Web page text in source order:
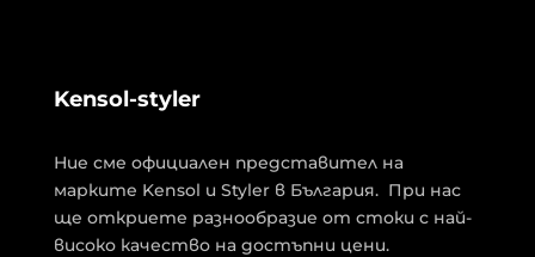
Kensol-styler
Ние сме официален представител на
марките Kensol и Styler в България. При нас
ще откриете разнообразие от стоки с най-
високо качество на достъпни цени.